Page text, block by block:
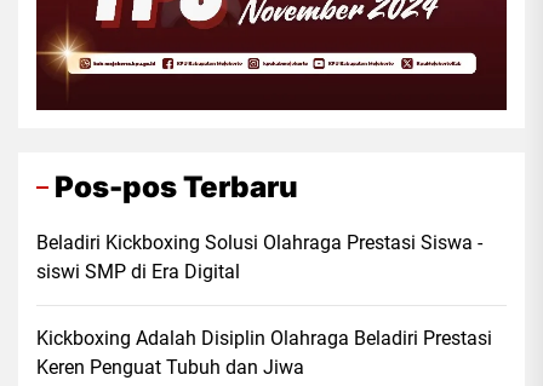
Pos-pos Terbaru
Beladiri Kickboxing Solusi Olahraga Prestasi Siswa -
siswi SMP di Era Digital
Kickboxing Adalah Disiplin Olahraga Beladiri Prestasi
Keren Penguat Tubuh dan Jiwa